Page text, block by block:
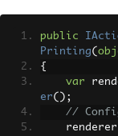
public
Printing(
{
var
er();
//
    renderer